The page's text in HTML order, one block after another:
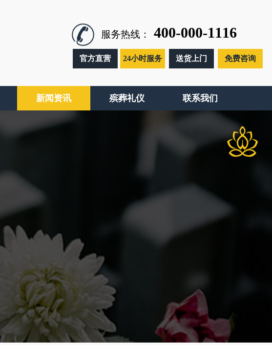
服务热线： 400-000-1116
官方直营 24小时服务 送货上门 免费咨询
新闻资讯 殡葬礼仪 联系我们